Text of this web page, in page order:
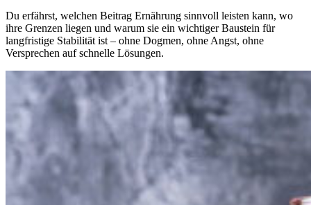
Du erfährst, welchen Beitrag Ernährung sinnvoll leisten kann, wo
ihre Grenzen liegen und warum sie ein wichtiger Baustein für
langfristige Stabilität ist – ohne Dogmen, ohne Angst, ohne
Versprechen auf schnelle Lösungen.